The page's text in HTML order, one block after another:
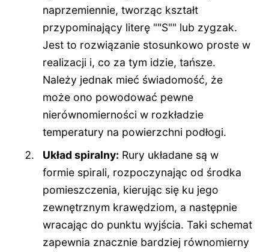
naprzemiennie, tworząc kształt
przypominający literę ""S"" lub zygzak.
Jest to rozwiązanie stosunkowo proste w
realizacji i, co za tym idzie, tańsze.
Należy jednak mieć świadomość, że
może ono powodować pewne
nierównomierności w rozkładzie
temperatury na powierzchni podłogi.
Układ spiralny: Rury układane są w
formie spirali, rozpoczynając od środka
pomieszczenia, kierując się ku jego
zewnętrznym krawędziom, a następnie
wracając do punktu wyjścia. Taki schemat
zapewnia znacznie bardziej równomierny